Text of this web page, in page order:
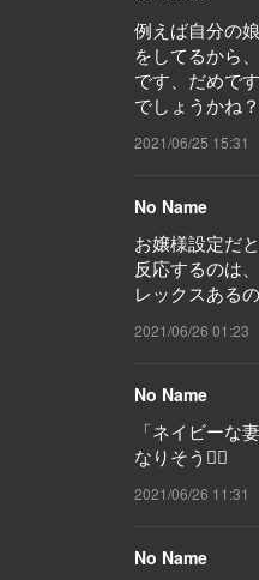
例えば自分の
をしてるから
です、だめで
でしょうかね？
2021/06/25 15:31
No Name
お嬢様設定だ
反応するのは
レックスある
2021/06/26 01:23
No Name
「ネイビーな
なりそう😮‍💨
2021/06/26 11:31
No Name